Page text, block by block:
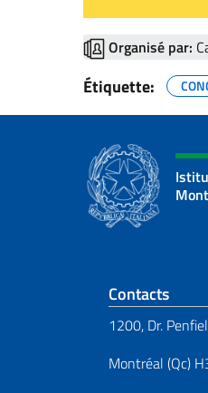
Organisé par:
Étiquette:
Contacts
1200, Dr.
Montréal (Qc)